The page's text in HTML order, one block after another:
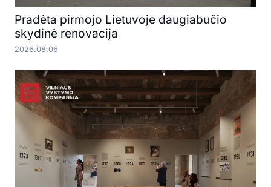
Pradėta pirmojo Lietuvoje daugiabučio
skydinė renovacija
2026.08.06